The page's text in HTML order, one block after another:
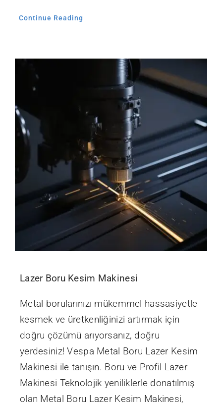
Continue Reading
Lazer Boru Kesim Makinesi
Metal borularınızı mükemmel hassasiyetle
kesmek ve üretkenliğinizi artırmak için
doğru çözümü arıyorsanız, doğru
yerdesiniz! Vespa Metal Boru Lazer Kesim
Makinesi ile tanışın. Boru ve Profil Lazer
Makinesi Teknolojik yeniliklerle donatılmış
olan Metal Boru Lazer Kesim Makinesi,